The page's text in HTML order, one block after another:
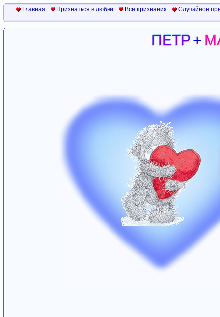
Главная Признаться в любви Все признания Случайное
ПЕТР+
ПЕТР +
ПЕТР+